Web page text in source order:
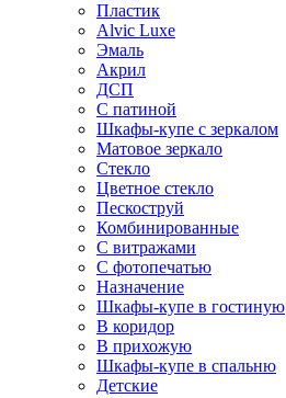
Пластик
Alvic Luxe
Эмаль
Акрил
ДСП
С патиной
Шкафы-купе с зеркалом
Матовое зеркало
Стекло
Цветное стекло
Пескоструй
Комбинированные
С витражами
С фотопечатью
Назначение
Шкафы-купе в гостиную
В коридор
В прихожую
Шкафы-купе в спальню
Детские